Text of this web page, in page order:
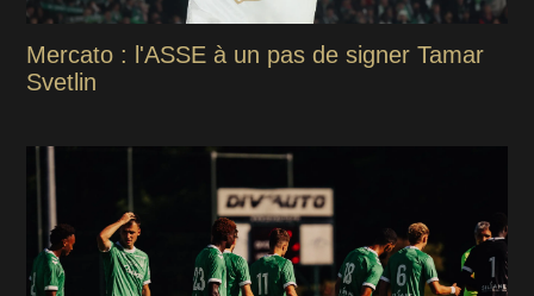
Mercato : l'ASSE à un pas de signer Tamar
Svetlin